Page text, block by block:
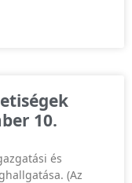
10.
és
(Az